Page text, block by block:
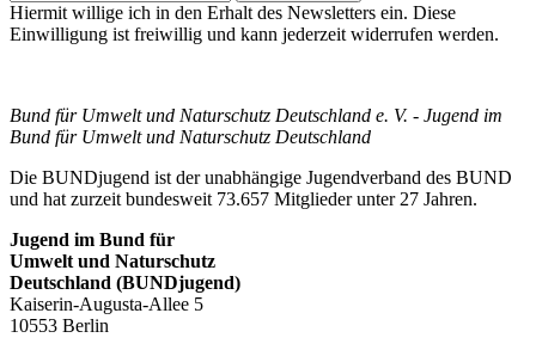
Hiermit willige ich in den Erhalt des Newsletters ein. Diese
Einwilligung ist freiwillig und kann jederzeit widerrufen werden.
Bund für Umwelt und Naturschutz Deutschland e. V. - Jugend im
Bund für Umwelt und Naturschutz Deutschland
Die BUNDjugend ist der unabhängige Jugendverband des BUND
und hat zurzeit bundesweit 73.657 Mitglieder unter 27 Jahren.
Jugend im Bund für
Umwelt und Naturschutz
Deutschland (BUNDjugend)
Kaiserin-Augusta-Allee 5
10553 Berlin